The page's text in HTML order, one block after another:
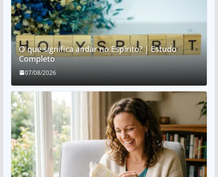
O que significa andar no Espírito? | Estudo
Completo
07/08/2026